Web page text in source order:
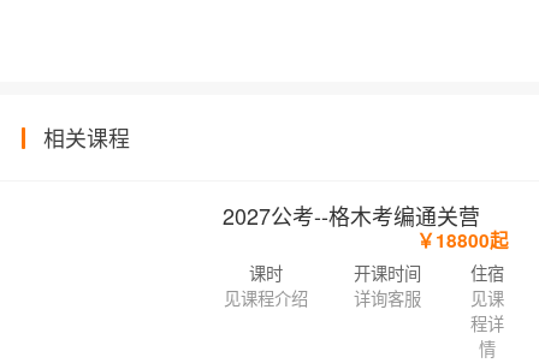
相关课程
2027公考--格木考编通关营
￥18800起
课时
见课程介绍
开课时间
详询客服
住宿
见课
程详
情